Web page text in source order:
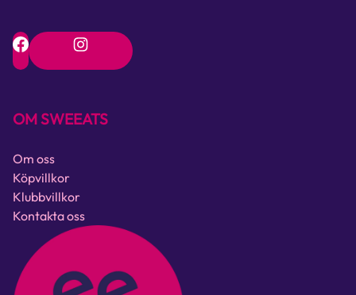
OM SWEEATS
Om oss
Köpvillkor
Klubbvillkor
Kontakta oss